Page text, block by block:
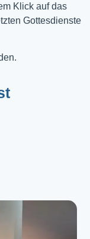
Klick auf das
Gottesdienste